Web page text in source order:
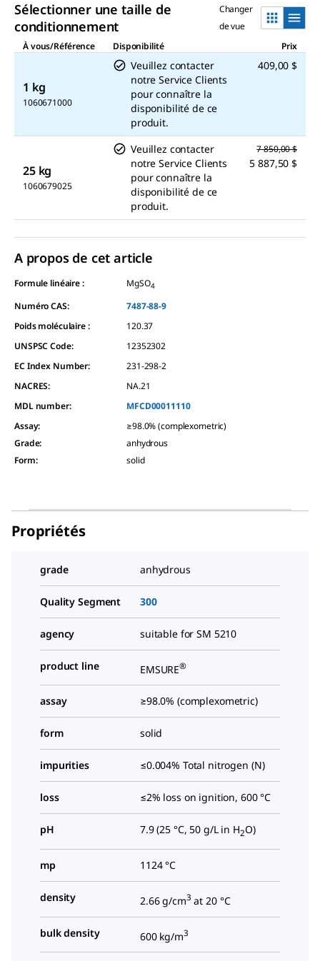
Sélectionner une taille de
conditionnement
Changer
de vue
À vous/Référence
Disponibilité Prix
1 kg
1060671000
Veuillez contacter
notre Service Clients
pour connaître la
disponibilité de ce
produit.
409,00 $
25 kg
1060679025
Veuillez contacter
notre Service Clients
pour connaître la
disponibilité de ce
produit.
7 850,00 $
5 887,50 $
A propos de cet article
Formule linéaire : MgSO4
Numéro CAS:
7487-88-9
Poids moléculaire :
120.37
UNSPSC Code:
12352302
EC Index Number:
231-298-2
NACRES:
NA.21
MDL number:
MFCD00011110
Assay:
≥98.0% (complexometric)
Grade:
anhydrous
Form: solid
Propriétés
grade anhydrous
Quality Segment 300
agency suitable for SM 5210
product line EMSURE®
assay ≥98.0% (complexometric)
form solid
impurities ≤0.004% Total nitrogen (N)
loss ≤2% loss on ignition, 600 °C
pH 7.9 (25 °C, 50 g/L in H2O)
mp 1124 °C
density 2.66 g/cm3 at 20 °C
bulk density 600 kg/m3